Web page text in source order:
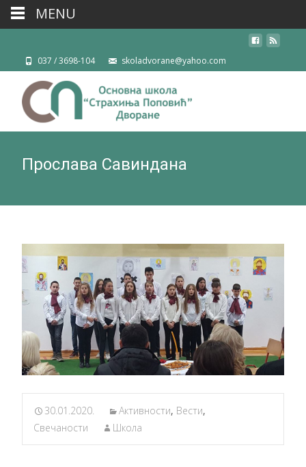
037 / 3698-104 skoladvorane@yahoo.com
Прослава Савиндана
30.01.2020. Активности, Вести,
Свечаности
Школа
MENU